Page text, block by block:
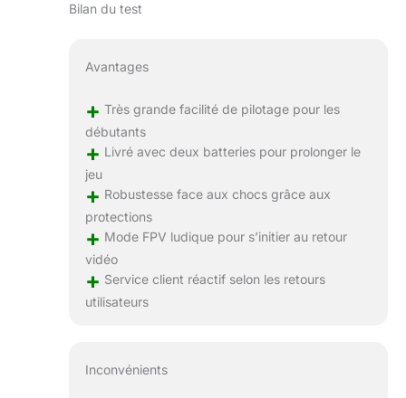
Bilan du test
Avantages
+ Très grande facilité de pilotage pour les
débutants
+ Livré avec deux batteries pour prolonger le
jeu
+ Robustesse face aux chocs grâce aux
protections
+ Mode FPV ludique pour s’initier au retour
vidéo
+ Service client réactif selon les retours
utilisateurs
Inconvénients